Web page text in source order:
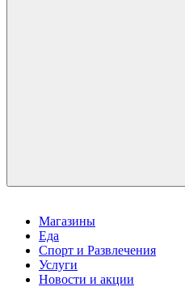
Магазины
Еда
Спорт и Развлечения
Услуги
Новости и акции